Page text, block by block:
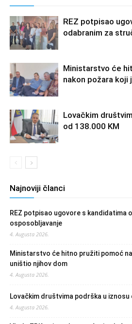
REZ potpisao
odabranim za
Ministarstvo će
nakon požara koji
Lovačkim
od 138.000 KM
Najnoviji članci
REZ potpisao ugovore s kandidatima
osposobljavanje
4. Augusta 2026.
Ministarstvo će hitno pružiti pomoć
uništio njihov dom
4. Augusta 2026.
Lovačkim društvima podrška u iznosu
4. Augusta 2026.